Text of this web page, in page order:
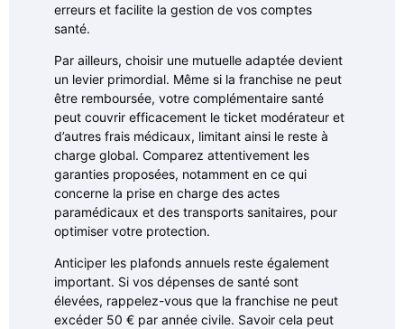
erreurs et facilite la gestion de vos comptes
santé.
Par ailleurs, choisir une mutuelle adaptée devient
un levier primordial. Même si la franchise ne peut
être remboursée, votre complémentaire santé
peut couvrir efficacement le ticket modérateur et
d’autres frais médicaux, limitant ainsi le reste à
charge global. Comparez attentivement les
garanties proposées, notamment en ce qui
concerne la prise en charge des actes
paramédicaux et des transports sanitaires, pour
optimiser votre protection.
Anticiper les plafonds annuels reste également
important. Si vos dépenses de santé sont
élevées, rappelez-vous que la franchise ne peut
excéder 50 € par année civile. Savoir cela peut